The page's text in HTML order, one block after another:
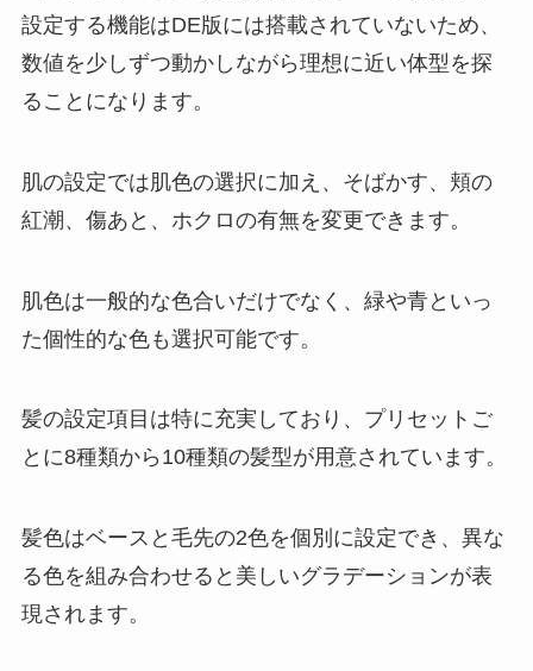
設定する機能はDE版には搭載されていないため、
数値を少しずつ動かしながら理想に近い体型を探
ることになります。
肌の設定では肌色の選択に加え、そばかす、頬の
紅潮、傷あと、ホクロの有無を変更できます。
肌色は一般的な色合いだけでなく、緑や青といっ
た個性的な色も選択可能です。
髪の設定項目は特に充実しており、プリセットご
とに8種類から10種類の髪型が用意されています。
髪色はベースと毛先の2色を個別に設定でき、異な
る色を組み合わせると美しいグラデーションが表
現されます。